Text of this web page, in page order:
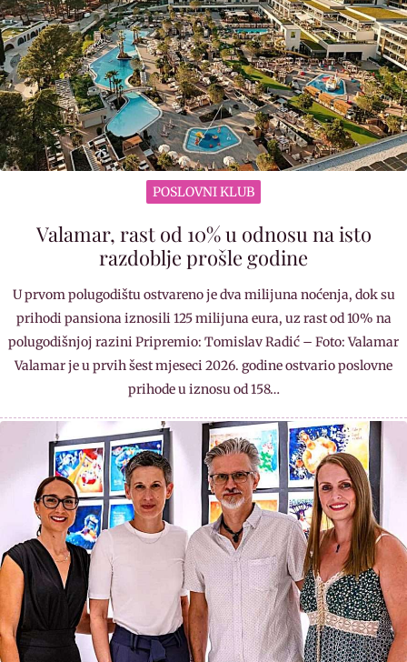
POSLOVNI KLUB
Valamar, rast od 10% u odnosu na isto
razdoblje prošle godine
U prvom polugodištu ostvareno je dva milijuna noćenja, dok su
prihodi pansiona iznosili 125 milijuna eura, uz rast od 10% na
polugodišnjoj razini Pripremio: Tomislav Radić – Foto: Valamar
Valamar je u prvih šest mjeseci 2026. godine ostvario poslovne
prihode u iznosu od 158…